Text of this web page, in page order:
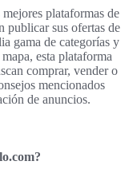
plataformas de
publicar sus ofertas de
gama de categorías y
esta plataforma
comprar, vender o
mencionados
de anuncios.